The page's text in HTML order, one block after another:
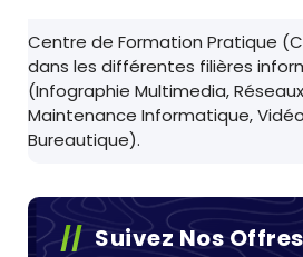
Centre de Formation Pratique
dans les différentes filières
(Infographie Multimedia,
Maintenance Informatique,
Bureautique).
Suivez Nos Offres